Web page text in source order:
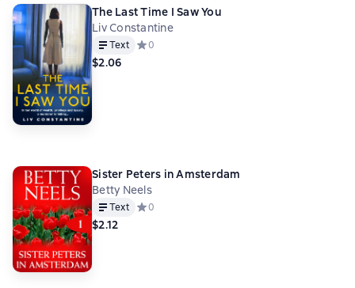
The Last Time I Saw You
Liv Constantine
Text Средний рейтинг 0 на основе 0 оценок
0
$2.06
Sister Peters in Amsterdam
Betty Neels
Text Средний рейтинг 0 на основе 0 оценок
0
$2.12